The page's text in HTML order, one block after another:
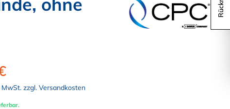
MwSt. zzgl. Versandkosten
Rückruf